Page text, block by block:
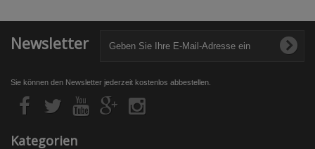
Newsletter
Sie können den Newsletter jederzeit kostenlos abbestellen.
Kategorien